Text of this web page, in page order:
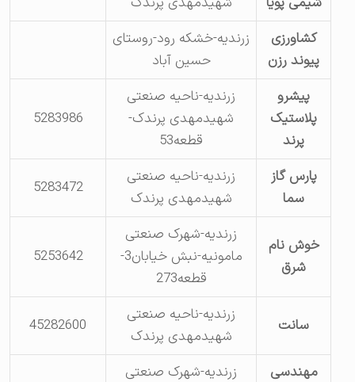
کشاورزی
پیوند رزن
زرندیه-خشکه رود-روستای
حسین آباد
پیشرو
پلاستیک
زرندیه-ناحیه صنعتی
شهیدمهدی پرندک-
قطعه53
5283986
پارس گاز
زرندیه-ناحیه صنعتی
شهیدمهدی پرندک
5283472
خوش نام
شرق
زرندیه-شهرک صنعتی
مامونیه-نبش خیابان3-
قطعه273
5253642
سانت
زرندیه-ناحیه صنعتی
شهیدمهدی پرندک
45282600
مهندسی زرندیه-شهرک صنعتی